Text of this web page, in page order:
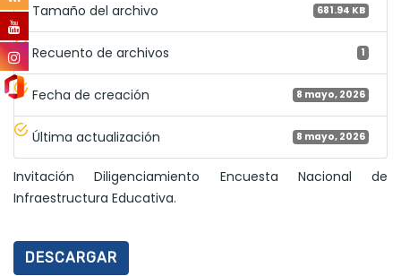
Tamaño del archivo 681.94 KB
Recuento de archivos 1
Fecha de creación 8 mayo, 2026
Última actualización 8 mayo, 2026
Invitación Diligenciamiento Encuesta Nacional de
Infraestructura Educativa.
DESCARGAR